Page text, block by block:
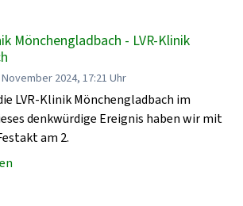
Mönchengladbach - LVR-Klinik
2024, 17:21 Uhr
LVR-Klinik Mönchengladbach im
denkwürdige Ereignis haben wir mit
am 2.